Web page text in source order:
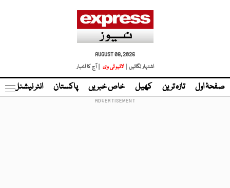
AUGUST 08, 2026
اشتہار لگائیں |
لائیو ٹی وی | آج کا اخبار
صفحۂ اول تازہ ترین کھیل خاص خبریں پاکستان انٹر نیشنل